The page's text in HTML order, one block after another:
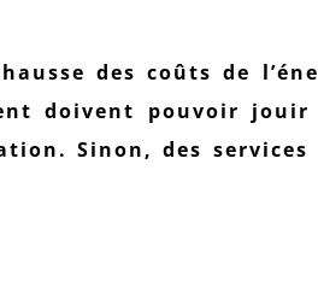
des coûts de
doivent pouvoir
Sinon, des